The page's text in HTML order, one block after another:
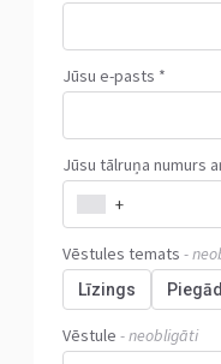
Jūsu e-pasts *
Jūsu tālruņa numurs
+
Vēstules temats -
Līzings
Vēstule - neobligāti